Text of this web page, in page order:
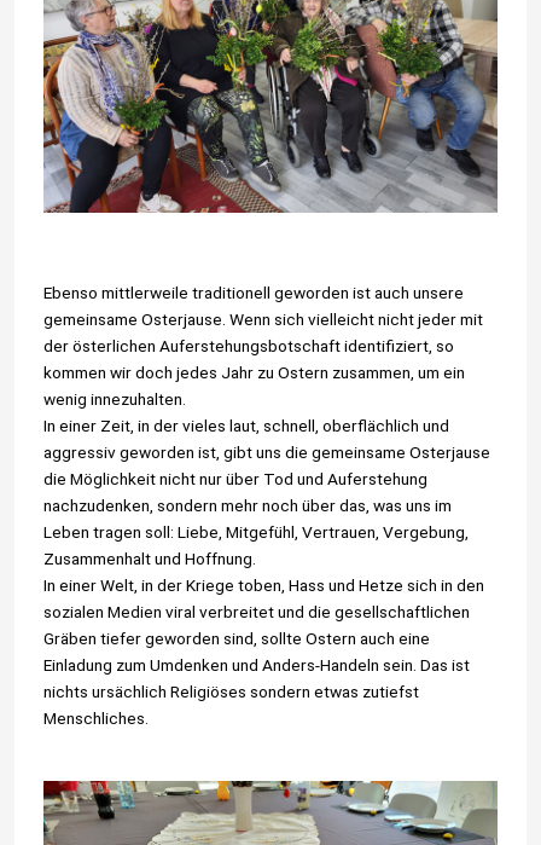
Ebenso mittlerweile traditionell geworden ist auch unsere
gemeinsame Osterjause. Wenn sich vielleicht nicht jeder mit
der österlichen Auferstehungsbotschaft identifiziert, so
kommen wir doch jedes Jahr zu Ostern zusammen, um ein
wenig innezuhalten.
In einer Zeit, in der vieles laut, schnell, oberflächlich und
aggressiv geworden ist, gibt uns die gemeinsame Osterjause
die Möglichkeit nicht nur über Tod und Auferstehung
nachzudenken, sondern mehr noch über das, was uns im
Leben tragen soll: Liebe, Mitgefühl, Vertrauen, Vergebung,
Zusammenhalt und Hoffnung.
In einer Welt, in der Kriege toben, Hass und Hetze sich in den
sozialen Medien viral verbreitet und die gesellschaftlichen
Gräben tiefer geworden sind, sollte Ostern auch eine
Einladung zum Umdenken und Anders-Handeln sein. Das ist
nichts ursächlich Religiöses sondern etwas zutiefst
Menschliches.